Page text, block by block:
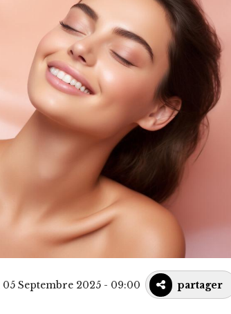
Septembre 2025 - 09:00 partager
LA
HOROSCOPE
VOTRE ASTRO LOVE DE LA
SEMAINE
LUNDI 23 FÉVRIER 2026 - 11:09